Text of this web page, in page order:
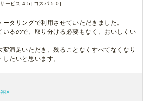
サービス 4.5 コスパ 5.0
タリングで利用させていただきました。
いるので、取り分ける必要もなく、おいしくい
満足いただき、残ることなくすべてなくなり
たいと思います。
区